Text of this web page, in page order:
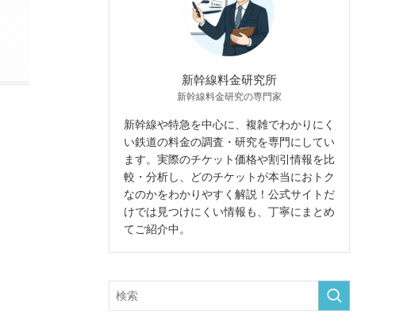
新幹線料金研究所
新幹線料金研究の専門家
新幹線や特急を中心に、複雑でわかりにく
い鉄道の料金の調査・研究を専門にしてい
ます。実際のチケット価格や割引情報を比
較・分析し、どのチケットが本当におトク
なのかをわかりやすく解説！公式サイトだ
けでは見つけにくい情報も、丁寧にまとめ
てご紹介中。